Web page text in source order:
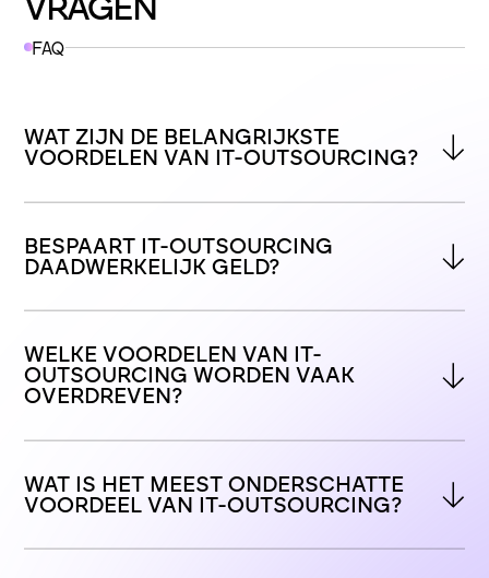
FAQ
WAT ZIJN DE BELANGRIJKSTE
VOORDELEN VAN IT-OUTSOURCING?
BESPAART IT-OUTSOURCING
DAADWERKELIJK GELD?
WELKE VOORDELEN VAN IT-
OUTSOURCING WORDEN VAAK
OVERDREVEN?
WAT IS HET MEEST ONDERSCHATTE
VOORDEEL VAN IT-OUTSOURCING?